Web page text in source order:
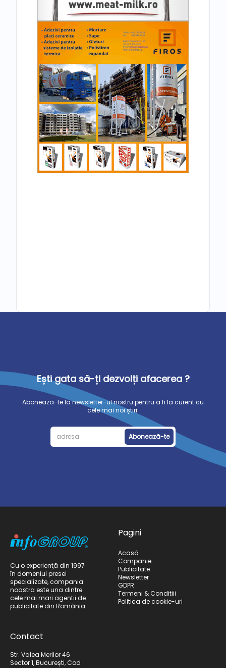
Ești gata să-ți dezvolți afacerea ?
Abonează-te la newsletter-ul nostru pentru a fi la curent cu
cele mai noi știri.
Abonează-te
Cu o experienţă din 1997
în domeniul presei
specializate, compania
noastra este una dintre
cele mai mari agentii de
publicitate din România.
Contact
Str. Valea Merilor 46
Sector 1, București, Cod
Pagini
Acasă
Companie
Publicitate
Newsletter
GDPR
Termeni & Conditiii
Politica de cookie-uri